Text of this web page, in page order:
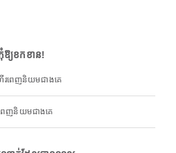
ឱ្យខកខាន!
រពេញនិយមជាងគេ
ពេញនិយមជាងគេ